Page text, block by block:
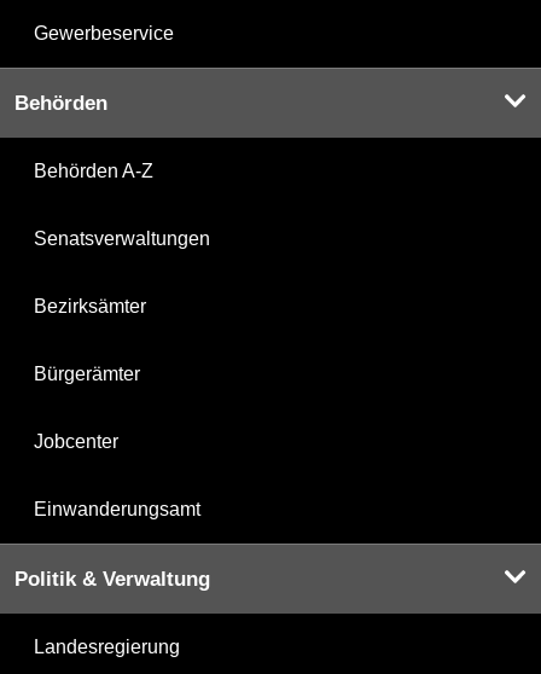
Gewerbeservice
Behörden
Behörden A-Z
Senatsverwaltungen
Bezirksämter
Bürgerämter
Jobcenter
Einwanderungsamt
Politik & Verwaltung
Landesregierung